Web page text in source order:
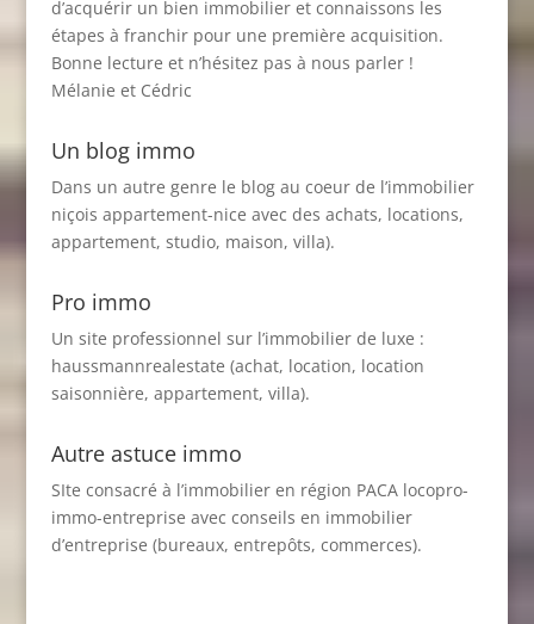
d’acquérir un bien immobilier et connaissons les
étapes à franchir pour une première acquisition.
Bonne lecture et n’hésitez pas à nous parler !
Mélanie et Cédric
Un blog immo
Dans un autre genre le blog au coeur de l’immobilier
niçois appartement-nice avec des achats, locations,
appartement, studio, maison, villa).
Pro immo
Un site professionnel sur l’immobilier de luxe :
haussmannrealestate (achat, location, location
saisonnière, appartement, villa).
Autre astuce immo
SIte consacré à l’immobilier en région PACA locopro-
immo-entreprise avec conseils en immobilier
d’entreprise (bureaux, entrepôts, commerces).